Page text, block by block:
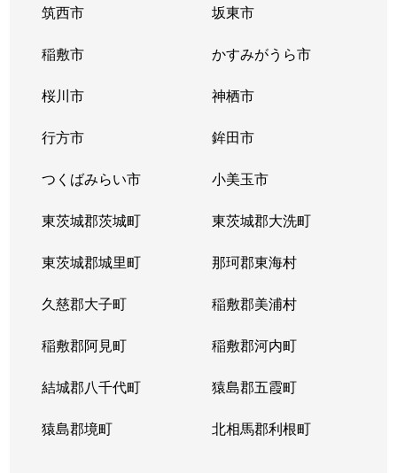
筑西市 坂東市
稲敷市 かすみがうら市
桜川市 神栖市
行方市 鉾田市
つくばみらい市 小美玉市
東茨城郡茨城町 東茨城郡大洗町
東茨城郡城里町 那珂郡東海村
久慈郡大子町 稲敷郡美浦村
稲敷郡阿見町 稲敷郡河内町
結城郡八千代町 猿島郡五霞町
猿島郡境町 北相馬郡利根町